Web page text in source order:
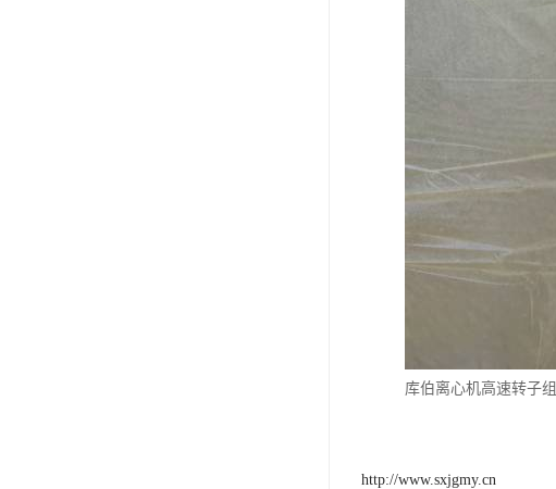
库伯离心机高速转子组
http://www.sxjgmy.cn